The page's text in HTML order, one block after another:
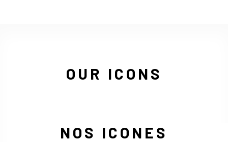
OUR ICONS
NOS ICONES